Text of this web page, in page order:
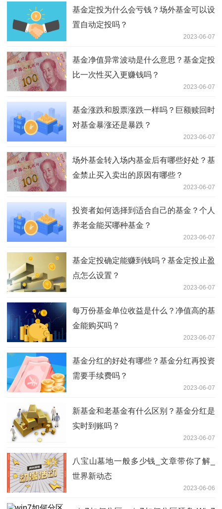
基金定投为什么会亏钱？场外基金可以设
置自动定投吗？
2023-06-07
基金净值异常波动是什么意思？基金定投
比一次性买入更赚钱吗？
2023-06-07
基金涨跌和股票涨跌一样吗？巨额赎回时
对基金暴涨还是暴跌？
2023-06-07
场外基金转入场内基金后有哪些好处？基
金禁止买入卖出的原因有哪些？
2023-06-07
投资者如何选择到适合自己的基金？个人
养老金能买哪种基金？
2023-06-07
基金定投确定能赚到钱吗？基金定投止盈
点怎么设置？
2023-06-07
每万份基金单位收益是什么？净值高的基
金能购买吗？
2023-06-07
基金分红的好处有哪些？基金分红再投资
需要手续费吗？
2023-06-07
新基金和老基金有什么区别？基金分红是
实时到账吗？
2023-06-07
八宝山墓地一般多少钱_文章带你了解_
世界新动态
2023-06-06